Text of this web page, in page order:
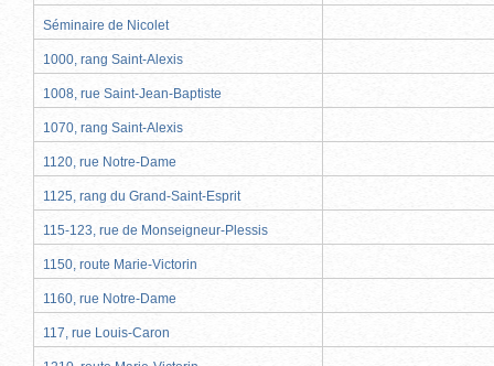
Séminaire de Nicolet
1000, rang Saint-Alexis
1008, rue Saint-Jean-Baptiste
1070, rang Saint-Alexis
1120, rue Notre-Dame
1125, rang du Grand-Saint-Esprit
115-123, rue de Monseigneur-Plessis
1150, route Marie-Victorin
1160, rue Notre-Dame
117, rue Louis-Caron